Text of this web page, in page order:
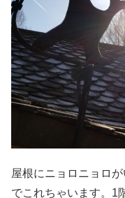
屋根にニョロニョロ
でこれちゃいます。1